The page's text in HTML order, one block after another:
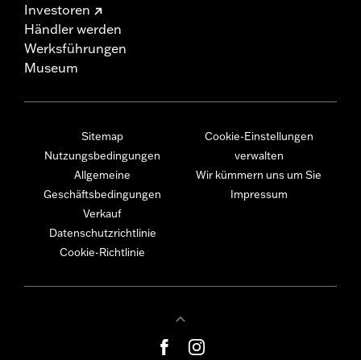
Investoren
Händler werden
Werksführungen
Museum
Sitemap
Nutzungsbedingungen
Allgemeine
Geschäftsbedingungen
Verkauf
Datenschutzrichtlinie
Cookie-Richtlinie
Cookie-Einstellungen
verwalten
Wir kümmern uns um Sie
Impressum